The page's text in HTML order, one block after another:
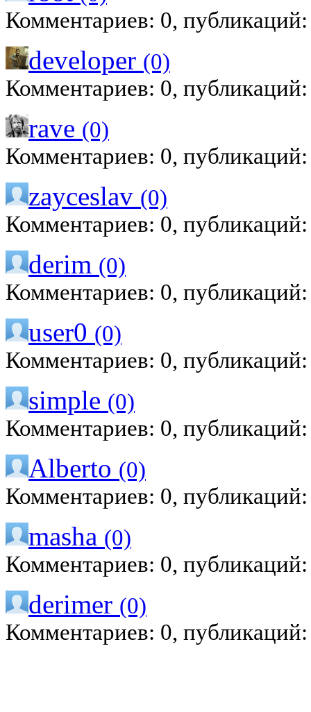
Комментариев: 0,
developer (0)
Комментариев: 0,
rave (0)
Комментариев: 0,
zayceslav (0)
Комментариев: 0,
derim (0)
Комментариев: 0,
user0 (0)
Комментариев: 0,
simple (0)
Комментариев: 0,
Alberto (0)
Комментариев: 0,
masha (0)
Комментариев: 0,
derimer (0)
Комментариев: 0,